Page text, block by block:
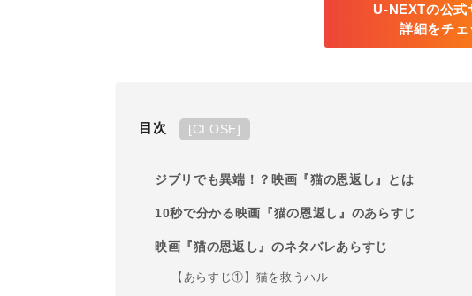
U-NEXTの公式
詳細をチェ
目次 [CLOSE]
ジブリでも異端！？映画『猫の恩返し』とは
10秒で分かる映画『猫の恩返し』のあらすじ
映画『猫の恩返し』のネタバレあらすじ
【あらすじ①】猫を救うハル